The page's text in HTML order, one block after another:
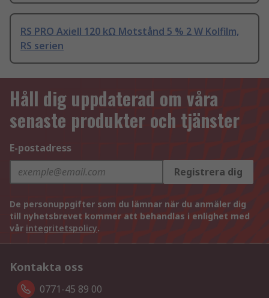
RS PRO Axiell 120 kΩ Motstånd 5 % 2 W Kolfilm,
RS serien
Håll dig uppdaterad om våra
senaste produkter och tjänster
E-postadress
Registrera dig
De personuppgifter som du lämnar när du anmäler dig
till nyhetsbrevet kommer att behandlas i enlighet med
vår integritetspolicy.
Kontakta oss
0771-45 89 00